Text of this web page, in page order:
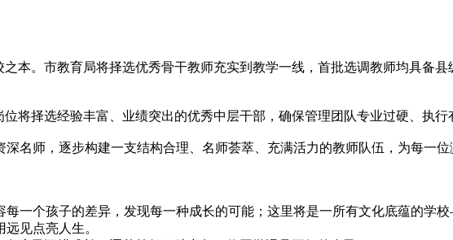
本。市教育局将择选优秀骨干教师充实到教学一线，首批选调教师均具备
将择选经验丰富、业绩突出的优秀中层干部，确保管理团队专业过硬、执行
名师，逐步构建一支结构合理、名师荟萃、充满活力的教师队伍，为每一位
一个孩子的差异，发现每一种成长的可能；这里将是一所有文化底蕴的学
见点亮人生。